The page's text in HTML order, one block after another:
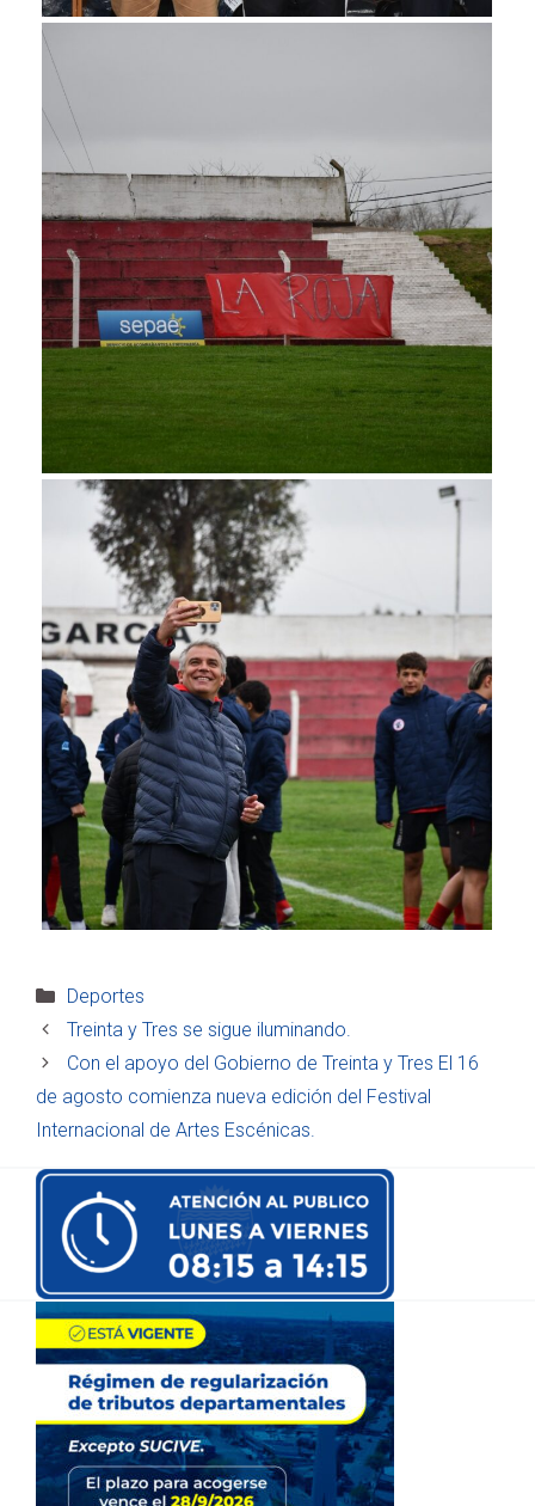
Categorías
Deportes
Treinta y Tres se sigue iluminando.
Con el apoyo del Gobierno de Treinta y Tres El 16
de agosto comienza nueva edición del Festival
Internacional de Artes Escénicas.